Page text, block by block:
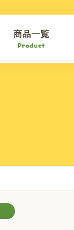
商品一覧
Product